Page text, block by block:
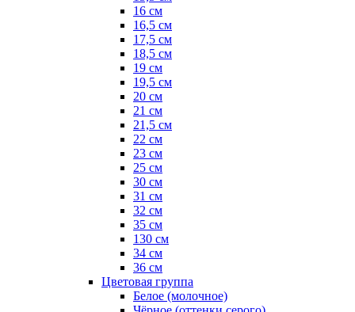
16 см
16,5 см
17,5 см
18,5 см
19 см
19,5 см
20 см
21 см
21,5 см
22 см
23 см
25 см
30 см
31 см
32 см
35 см
130 см
34 см
36 см
Цветовая группа
Белое (молочное)